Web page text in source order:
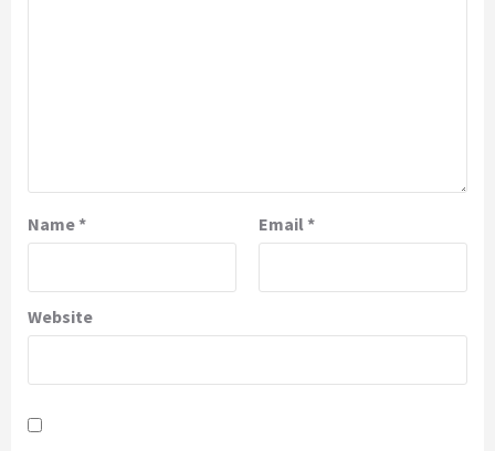
Name* Email *
Website